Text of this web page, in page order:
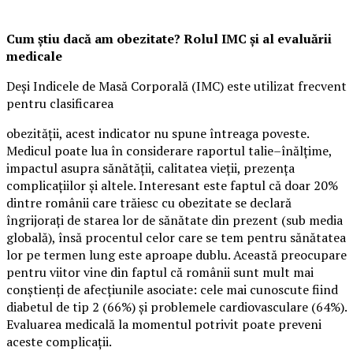
Cum știu dacă am obezitate? Rolul IMC și al evaluării
medicale
Deși Indicele de Masă Corporală (IMC) este utilizat frecvent
pentru clasificarea
obezității, acest indicator nu spune întreaga poveste.
Medicul poate lua în considerare raportul talie–înălțime,
impactul asupra sănătății, calitatea vieții, prezența
complicațiilor și altele. Interesant este faptul că doar 20%
dintre românii care trăiesc cu obezitate se declară
îngrijorați de starea lor de sănătate din prezent (sub media
globală), însă procentul celor care se tem pentru sănătatea
lor pe termen lung este aproape dublu. Această preocupare
pentru viitor vine din faptul că românii sunt mult mai
conștienți de afecțiunile asociate: cele mai cunoscute fiind
diabetul de tip 2 (66%) și problemele cardiovasculare (64%).
Evaluarea medicală la momentul potrivit poate preveni
aceste complicații.